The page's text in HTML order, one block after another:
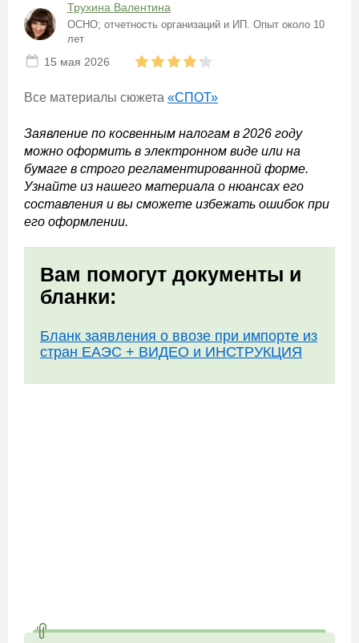
Трухина Валентина
ОСНО; отчетность организаций и ИП. Опыт около 10
лет
15 мая 2026
Все материалы сюжета «СПОТ»
Заявление по косвенным налогам в 2026 году
можно оформить в электронном виде или на
бумаге в строго регламентированной форме.
Узнайте из нашего материала о нюансах его
составления и вы сможете избежать ошибок при
его оформлении.
Вам помогут документы и
бланки:
Бланк заявления о ввозе при импорте из
стран ЕАЭС + ВИДЕО и ИНСТРУКЦИЯ